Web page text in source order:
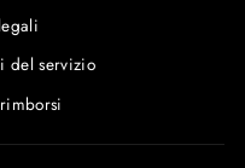
del servizio